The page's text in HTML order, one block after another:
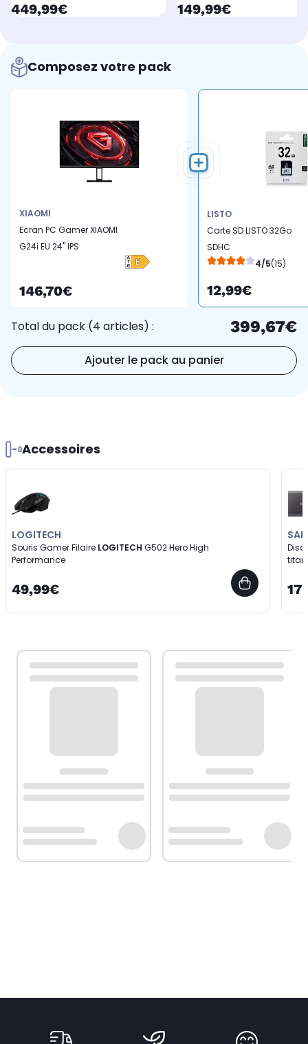
currentPrice
449,99€ currentPrice
149,99€
Composez votre pack
XIAOMI
Ecran PC Gamer XIAOMI
G24i EU 24'' IPS
146,70€
LISTO
Carte SD LISTO 32Go
SDHC
4/5(15)
12,99€
Total du pack (4 articles) : 399,67€
Ajouter le pack au panier
Accessoires
LOGITECH
Souris Gamer Filaire LOGITECH
Performance
49,99€